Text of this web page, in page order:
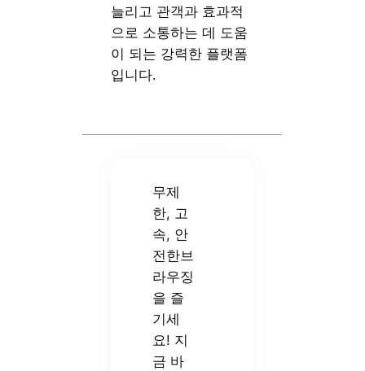
늘리고 관객과 효과적
으로 소통하는 데 도움
이 되는 강력한 플랫폼
입니다.
무제
한, 고
속, 안
전한브
라우징
을 즐
기세
요! 지
금 바